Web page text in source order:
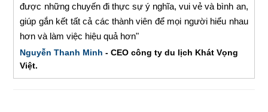
được những chuyến đi thực sự ý nghĩa, vui vẻ và bình an,
giúp gắn kết tất cả các thành viên để mọi người hiểu nhau
hơn và làm việc hiệu quả hơn"
Nguyễn Thanh Minh - CEO công ty du lịch Khát Vọng
Việt.